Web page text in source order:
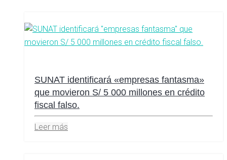
SUNAT identificará «empresas fantasma»
que movieron S/ 5 000 millones en crédito
fiscal falso.
Leer más